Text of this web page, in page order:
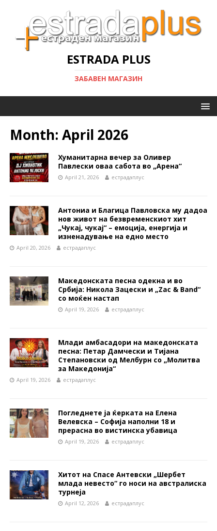
ESTRADA PLUS
ЗАБАВЕН МАГАЗИН
Month: April 2026
Хуманитарна вечер за Оливер
Павлески оваа сабота во „Арена“
April 21, 2026 естрадаплус
Антониа и Благица Павловска му дадоа
нов живот на безвременскиот хит
„Чукај, чукај“ – емоција, енергија и
изненадување на едно место
April 20, 2026 естрадаплус
Македонската песна одекна и во
Србија: Никола Зацески и „Zac & Band“
со моќен настап
April 19, 2026 естрадаплус
Млади амбасадори на македонската
песна: Петар Дамчески и Тијана
Степановски од Мелбурн со „Молитва
за Македонија“
April 19, 2026 естрадаплус
Погледнете ја ќерката на Елена
Велевска – Софија наполни 18 и
прерасна во вистинска убавица
April 19, 2026 естрадаплус
Хитот на Спасе Антевски „Шербет
млада невесто“ го носи на австралиска
турнеја
April 12, 2026 естрадаплус